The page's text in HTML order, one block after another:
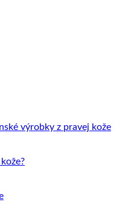
výrobky z pravej kože
Žiadne
Žiadne